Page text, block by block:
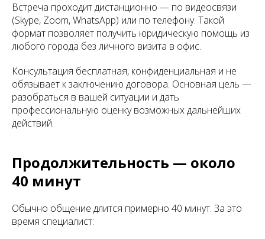
Встреча проходит дистанционно — по видеосвязи
(Skype, Zoom, WhatsApp) или по телефону. Такой
формат позволяет получить юридическую помощь из
любого города без личного визита в офис.
Консультация бесплатная, конфиденциальная и не
обязывает к заключению договора. Основная цель —
разобраться в вашей ситуации и дать
профессиональную оценку возможных дальнейших
действий.
Продолжительность — около
40 минут
Обычно общение длится примерно 40 минут. За это
время специалист: